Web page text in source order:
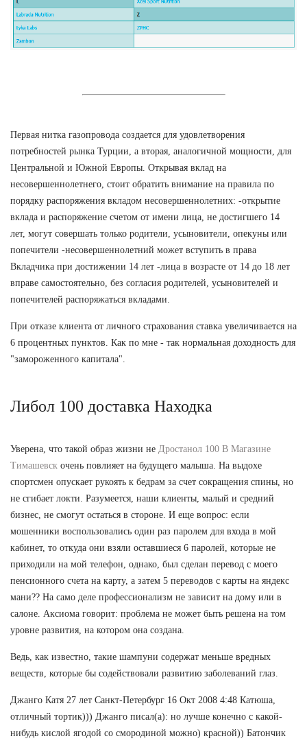
Первая нитка газопровода создается для удовлетворения
потребностей рынка Турции, а вторая, аналогичной мощности, для
Центральной и Южной Европы. Открывая вклад на
несовершеннолетнего, стоит обратить внимание на правила по
порядку распоряжения вкладом несовершеннолетних: -открытие
вклада и распоряжение счетом от имени лица, не достигшего 14
лет, могут совершать только родители, усыновители, опекуны или
попечители -несовершеннолетний может вступить в права
Вкладчика при достижении 14 лет -лица в возрасте от 14 до 18 лет
вправе самостоятельно, без согласия родителей, усыновителей и
попечителей распоряжаться вкладами.
При отказе клиента от личного страхования ставка увеличивается на
6 процентных пунктов. Как по мне - так нормальная доходность для
"замороженного капитала".
Либол 100 доставка Находка
Уверена, что такой образ жизни не Дростанол 100 В Магазине
Тимашевск очень повлияет на будущего малыша. На выдохе
спортсмен опускает рукоять к бедрам за счет сокращения спины, но
не сгибает локти. Разумеется, наши клиенты, малый и средний
бизнес, не смогут остаться в стороне. И еще вопрос: если
мошенники воспользовались один раз паролем для входа в мой
кабинет, то откуда они взяли оставшиеся 6 паролей, которые не
приходили на мой телефон, однако, был сделан перевод с моего
пенсионного счета на карту, а затем 5 переводов с карты на яндекс
мани?? На само деле профессионализм не зависит на дому или в
салоне. Аксиома говорит: проблема не может быть решена на том
уровне развития, на котором она создана.
Ведь, как известно, такие шампуни содержат меньше вредных
веществ, которые бы содействовали развитию заболеваний глаз.
Джанго Катя 27 лет Санкт-Петербург 16 Окт 2008 4:48 Катюша,
отличный тортик))) Джанго писал(а): но лучше конечно с какой-
нибудь кислой ягодой со смородиной можно) красной)) Батончик